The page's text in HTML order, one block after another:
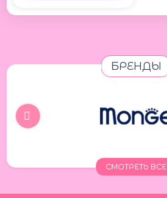
БРЕНДЫ
СМОТРЕТЬ ВСЕ